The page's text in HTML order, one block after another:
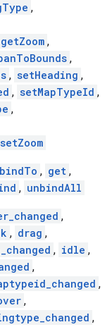
,
getZoom ,
,
, setHeading ,
, setMapTypeId ,
,
setZoom
bindTo , get ,
, unbindAll
,
, drag ,
, idle ,
,
,
,
,